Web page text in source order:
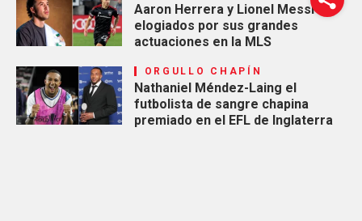
Aaron Herrera y Lionel Messi
elogiados por sus grandes
actuaciones en la MLS
ORGULLO CHAPÍN
Nathaniel Méndez-Laing el
futbolista de sangre chapina
premiado en el EFL de Inglaterra